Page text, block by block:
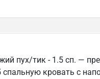
пух/тик - 1.5 сп. —
спальную кровать с